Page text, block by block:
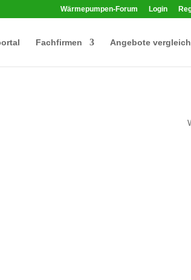
Wärmepumpen-Forum Login
Fachfirmen Angebote